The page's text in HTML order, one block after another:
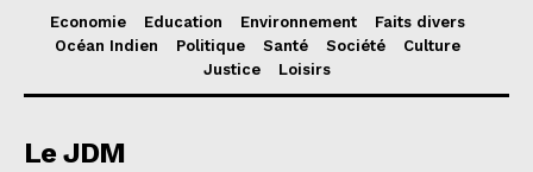
Economie Education Environnement
Faits divers
Océan Indien
Politique Santé Société
Culture
Justice
Loisirs
Le JDM